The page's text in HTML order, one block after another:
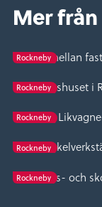
Mer
Rockneby
Rockneby
Stationshuset i
Rockneby
Rockneby
Rockneby